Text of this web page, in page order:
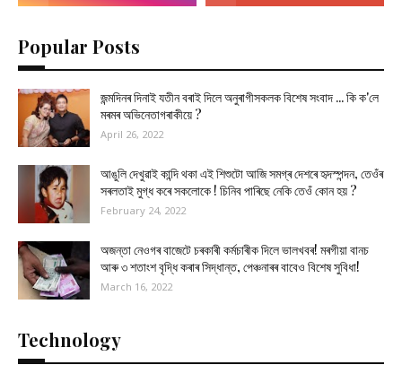
Popular Posts
জন্মদিনৰ দিনাই যতীন বৰাই দিলে অনুৰাগীসকলক বিশেষ সংবাদ ... কি ক'লে
মৰমৰ অভিনেতাগৰাকীয়ে ?
April 26, 2022
আঙুলি দেখুৱাই কান্দি থকা এই শিশুটো আজি সমগ্ৰ দেশৰে হৃদস্পন্দন, তেওঁৰ
সৰলতাই মুগ্ধ কৰে সকলোকে ! চিনিব পাৰিছে নেকি তেওঁ কোন হয় ?
February 24, 2022
অজন্তা নেওগৰ বাজেটে চৰকাৰী কৰ্মচাৰীক দিলে ভালখবৰ! মৰগীয়া বানচ
আৰু ৩ শতাংশ বৃদ্ধি কৰাৰ সিদ্ধান্ত, পেঞ্চনাৰৰ বাবেও বিশেষ সুবিধা!
March 16, 2022
Technology